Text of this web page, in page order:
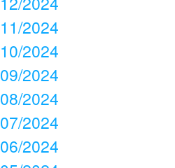
11/2024
10/2024
09/2024
08/2024
07/2024
06/2024